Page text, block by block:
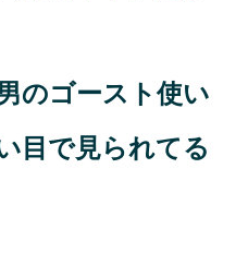
のゴースト使い
目で見られてる